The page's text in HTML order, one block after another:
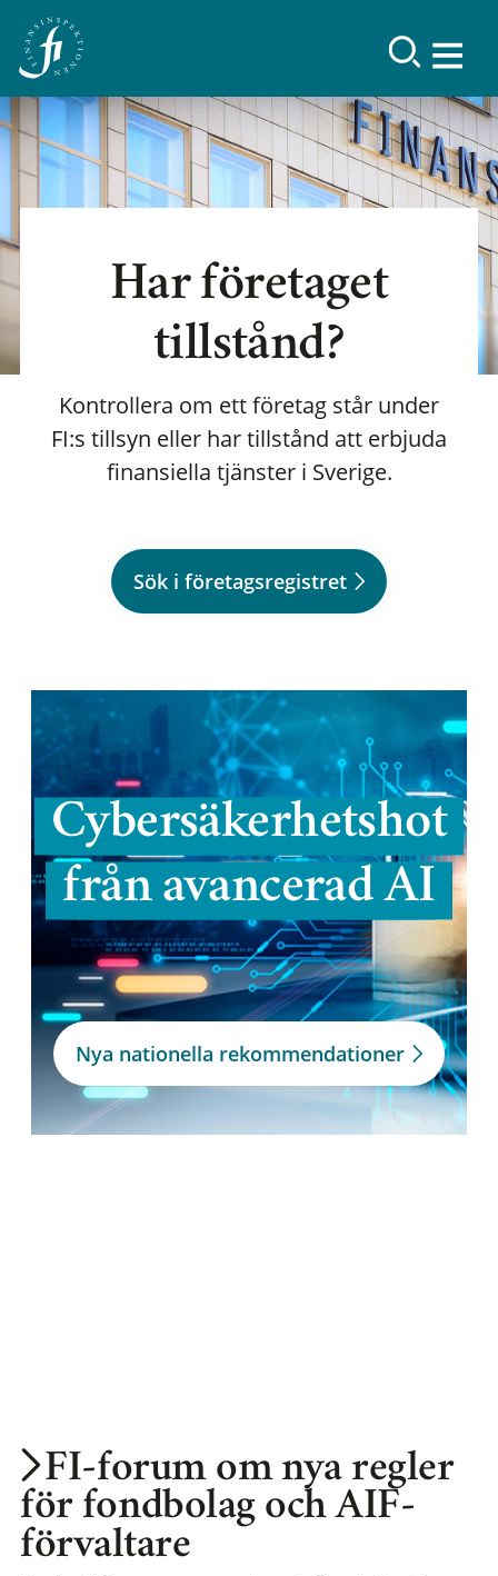
Har företaget
tillstånd?
Kontrollera om ett företag står under
FI:s tillsyn eller har tillstånd att erbjuda
finansiella tjänster i Sverige.
Sök i företagsregistret
Cybersäkerhetshot
från avancerad AI
Nya nationella rekommendationer
FI-forum om nya regler
för fondbolag och AIF-
förvaltare